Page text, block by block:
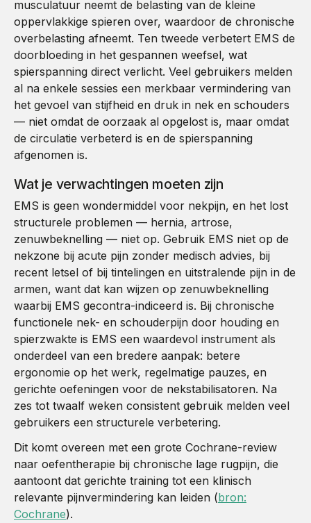
musculatuur neemt de belasting van de kleine
oppervlakkige spieren over, waardoor de chronische
overbelasting afneemt. Ten tweede verbetert EMS de
doorbloeding in het gespannen weefsel, wat
spierspanning direct verlicht. Veel gebruikers melden
al na enkele sessies een merkbaar vermindering van
het gevoel van stijfheid en druk in nek en schouders
— niet omdat de oorzaak al opgelost is, maar omdat
de circulatie verbeterd is en de spierspanning
afgenomen is.
Wat je verwachtingen moeten zijn
EMS is geen wondermiddel voor nekpijn, en het lost
structurele problemen — hernia, artrose,
zenuwbeknelling — niet op. Gebruik EMS niet op de
nekzone bij acute pijn zonder medisch advies, bij
recent letsel of bij tintelingen en uitstralende pijn in de
armen, want dat kan wijzen op zenuwbeknelling
waarbij EMS gecontra-indiceerd is. Bij chronische
functionele nek- en schouderpijn door houding en
spierzwakte is EMS een waardevol instrument als
onderdeel van een bredere aanpak: betere
ergonomie op het werk, regelmatige pauzes, en
gerichte oefeningen voor de nekstabilisatoren. Na
zes tot twaalf weken consistent gebruik melden veel
gebruikers een structurele verbetering.
Dit komt overeen met een grote Cochrane-review
naar oefentherapie bij chronische lage rugpijn, die
aantoont dat gerichte training tot een klinisch
relevante pijnvermindering kan leiden (bron:
Cochrane).